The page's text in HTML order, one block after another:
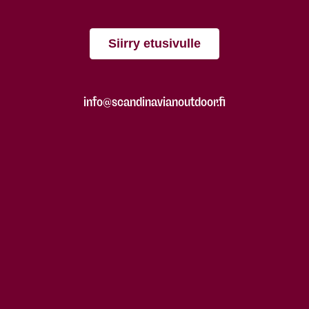
Siirry etusivulle
info@scandinavianoutdoor.fi